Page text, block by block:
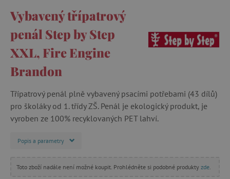
Vybavený třípatrový
penál Step by Step
XXL, Fire Engine
Brandon
Třípatrový penál plně vybavený psacími potřebami (43 dílů)
pro školáky od 1. třídy ZŠ. Penál je ekologický produkt, je
vyroben ze 100% recyklovaných PET lahví.
Popis a parametry
Toto zboží nadále není možné koupit. Prohlédněte si podobné produkty zde